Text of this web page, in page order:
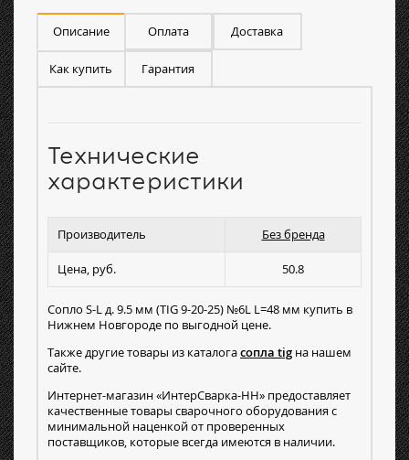
Описание Оплата Доставка
Как купить Гарантия
Технические
характеристики
Производитель Без бренда
Цена, руб. 50.8
Сопло S-L д. 9.5 мм (TIG 9-20-25) №6L L=48 мм купить в
Нижнем Новгороде по выгодной цене.
Также другие товары из каталогасопла tig на нашем
сайте.
Интернет-магазин «ИнтерСварка-НН» предоставляет
качественные товары сварочного оборудования с
минимальной наценкой от проверенных
поставщиков, которые всегда имеются в наличии.